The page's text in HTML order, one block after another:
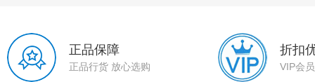
正品保障
正品行货 放心选购
折扣
VIP会